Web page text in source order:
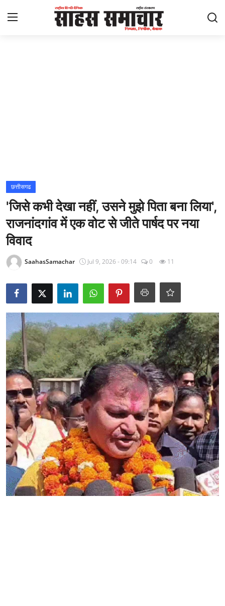
राज्य
अंतराष्ट्रीय
राजनीति
खेल
Epaper
धर्म
लाइफस्टाइल
टेक
छत्तीसगढ
'जिसे कभी देखा नहीं, उसने मुझे पिता बना लिया',
राजनांदगांव में एक वोट से जीते पार्षद पर नया
विवाद
SaahasSamachar Jul 9, 2026 - 09:14 0 11